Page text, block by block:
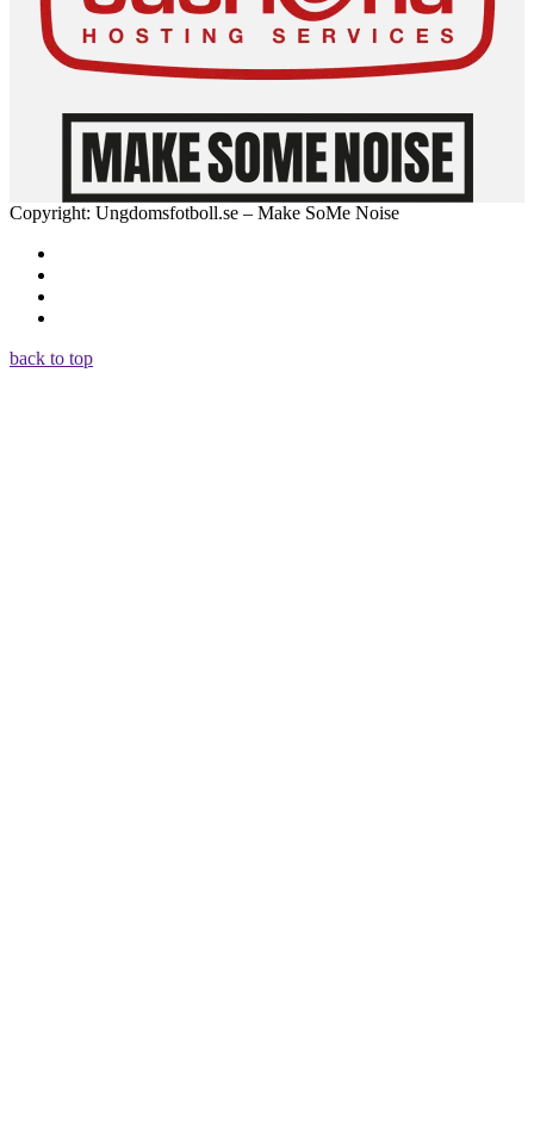
Copyright: Ungdomsfotboll.se – Make SoMe Noise
back to top